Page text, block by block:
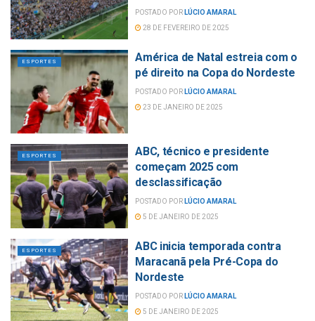
POSTADO POR LÚCIO AMARAL
28 DE FEVEREIRO DE 2025
ESPORTES
América de Natal estreia com o
pé direito na Copa do Nordeste
POSTADO POR LÚCIO AMARAL
23 DE JANEIRO DE 2025
ESPORTES
ABC, técnico e presidente
começam 2025 com
desclassificação
POSTADO POR LÚCIO AMARAL
5 DE JANEIRO DE 2025
ESPORTES
ABC inicia temporada contra
Maracanã pela Pré-Copa do
Nordeste
POSTADO POR LÚCIO AMARAL
5 DE JANEIRO DE 2025